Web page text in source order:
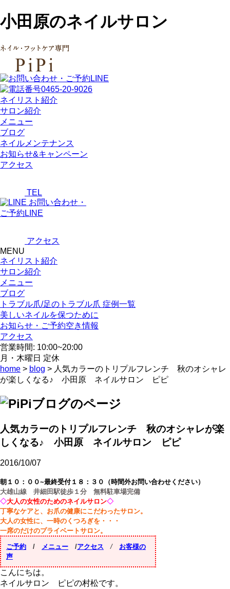
小田原のネイルサロン
ネイリスト紹介
サロン紹介
メニュー
ブログ
ネイルメンテナンス
お知らせ&キャンペーン
アクセス
TEL
お問い合わせ・
ご予約LINE
アクセス
MENU
ネイリスト紹介
サロン紹介
メニュー
ブログ
トラブル爪/足のトラブル爪 症例一覧
美しいネイルを保つために
お知らせ・ご予約空き情報
アクセス
営業時間: 10:00~20:00
月・木曜日 定休
home > blog > 人気カラーのトリプルフレンチ 秋のオシャレ
が楽しくなる♪ 小田原 ネイルサロン ピピ
人気カラーのトリプルフレンチ 秋のオシャレが楽
しくなる♪ 小田原 ネイルサロン ピピ
2016/10/07
朝１０：００~最終受付１８：３０（時間外お問い合わせください）
大雄山線 井細田駅徒歩１分 無料駐車場完備
◇大人の女性のためのネイルサロン◇
丁寧なケアと、お爪の健康にこだわったサロン。
大人の女性に、一時のくつろぎを・・・
一席のだけのプライベートサロン。
ご予約 / メニュー /アクセス / お客様の
声
こんにちは。
ネイルサロン ピピの村松です。